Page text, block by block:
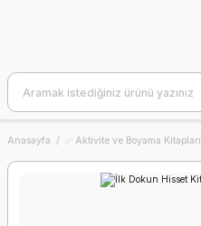
Anasayfa ✅ Aktivite ve Boyama Kitapları